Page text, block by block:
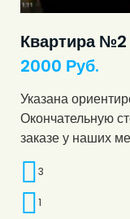
3
1
Квартира №2
2000 Руб.
Указана
Окончательную
заказе у наших